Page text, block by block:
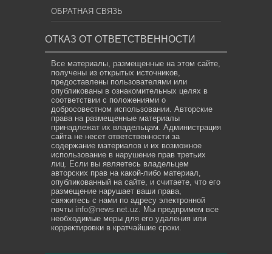
ОБРАТНАЯ СВЯЗЬ
ОТКАЗ ОТ ОТВЕТСТВЕННОСТИ
Все материалы, размещенные на этом сайте,
получены из открытых источников,
предоставлены пользователями или
опубликованы в ознакомительных целях в
соответствии с положениями о
добросовестном использовании. Авторские
права на размещенные материалы
принадлежат их владельцам. Администрация
сайта не несет ответственности за
содержание материалов и их возможное
использование в нарушение прав третьих
лиц. Если вы являетесь владельцем
авторских прав на какой-либо материал,
опубликованный на сайте, и считаете, что его
размещение нарушает ваши права,
свяжитесь с нами по адресу электронной
почты info@news.net.uz. Мы предпримем все
необходимые меры для его удаления или
корректировки в кратчайшие сроки.